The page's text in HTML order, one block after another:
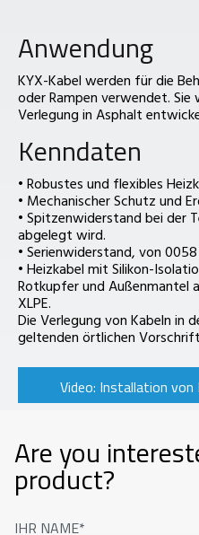
Anwendung
KYX-Kabel werden für die
oder Rampen verwendet.
Verlegung in Asphalt
Kenndaten
• Robustes und flexibles
• Mechanischer Schutz und
• Spitzenwiderstand bei der
abgelegt wird.
• Serienwiderstand, von
• Heizkabel mit Silikon-
Rotkupfer und Außenmantel
XLPE.
Die Verlegung von Kabeln in
geltenden örtlichen
Video: Installation von
Are you
product?
IHR NAME